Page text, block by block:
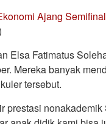
Ajang
Elsa Fatimatus
Mereka banyak
tersebut.
prestasi